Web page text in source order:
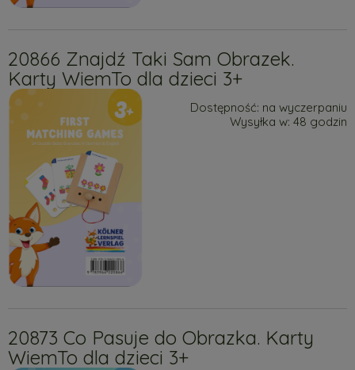
20866 Znajdź Taki Sam Obrazek.
Karty WiemTo dla dzieci 3+
Dostępność: na wyczerpaniu
Wysyłka w: 48 godzin
20873 Co Pasuje do Obrazka. Karty
WiemTo dla dzieci 3+